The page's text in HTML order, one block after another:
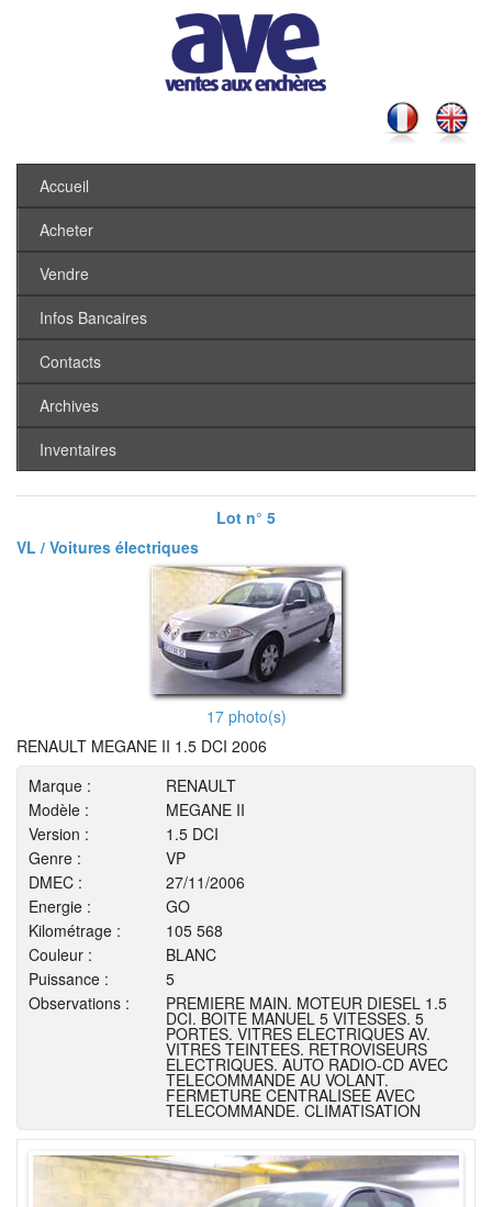
Accueil
Acheter
Vendre
Infos Bancaires
Contacts
Archives
Inventaires
Lot n° 5
VL / Voitures électriques
17 photo(s)
RENAULT MEGANE II 1.5 DCI 2006
Marque :
RENAULT
Modèle :
MEGANE II
Version :
1.5 DCI
Genre :
VP
DMEC :
27/11/2006
Energie :
GO
Kilométrage :
105 568
Couleur :
BLANC
Puissance :
5
Observations :
PREMIERE MAIN. MOTEUR DIESEL 1.5
DCI. BOITE MANUEL 5 VITESSES. 5
PORTES. VITRES ELECTRIQUES AV.
VITRES TEINTEES. RETROVISEURS
ELECTRIQUES. AUTO RADIO-CD AVEC
TELECOMMANDE AU VOLANT.
FERMETURE CENTRALISEE AVEC
TELECOMMANDE. CLIMATISATION